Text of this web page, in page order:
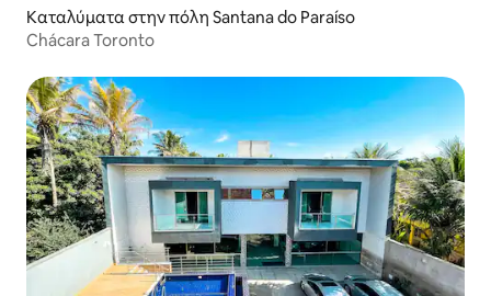
Καταλύματα στην πόλη Santana do Paraíso
Chácara Toronto